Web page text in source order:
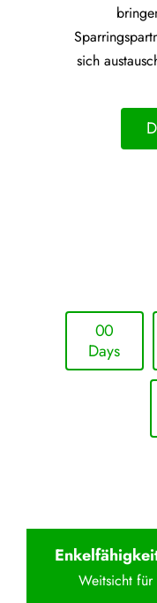
sich
00
Days
Enkelfähigkei
Weitsicht